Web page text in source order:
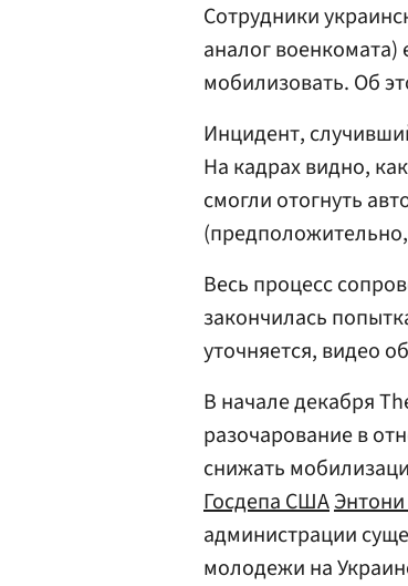
Сотрудники
аналог
мобилизовать. Об
Инцидент,
На кадрах видно,
смогли отогнуть
Весь процесс
закончилась
уточняется, видео
В начале декабря
разочарование в
снижать
Госдепа США
администрации
молодежи на